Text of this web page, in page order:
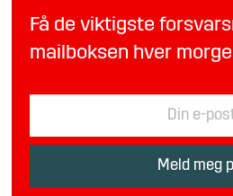
Få de viktigste
mailboksen hver